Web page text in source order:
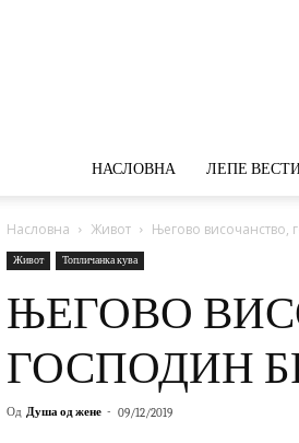
НАСЛОВНА ЛЕПЕ
Насловна Живот Његово
Живот Топличанка кува
ЊЕГОВО
ГОСПОДИН
Од Душа од жене - 09/12/2019